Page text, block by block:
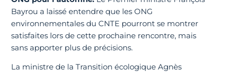
Bayrou a laissé entendre que les ONG
environnementales du CNTE pourront se montrer
satisfaites lors de cette prochaine rencontre, mais
sans apporter plus de précisions.
La ministre de la Transition écologique Agnès